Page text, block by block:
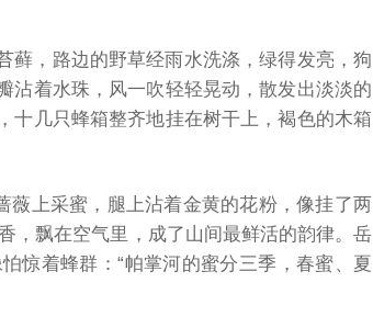
藓，路边的野草经雨水洗涤，绿得发亮，狗
沾着水珠，风一吹轻轻晃动，散发出淡淡的
十几只蜂箱整齐地挂在树干上，褐色的木箱
薇上采蜜，腿上沾着金黄的花粉，像挂了两
，飘在空气里，成了山间最鲜活的韵律。岳
惊着蜂群：“帕掌河的蜜分三季，春蜜、夏